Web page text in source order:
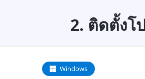
2. ติดตั้งโ
Windows